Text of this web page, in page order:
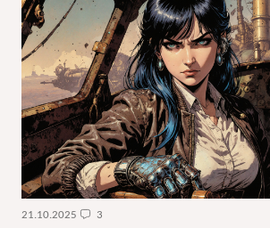
21.10.2025 3